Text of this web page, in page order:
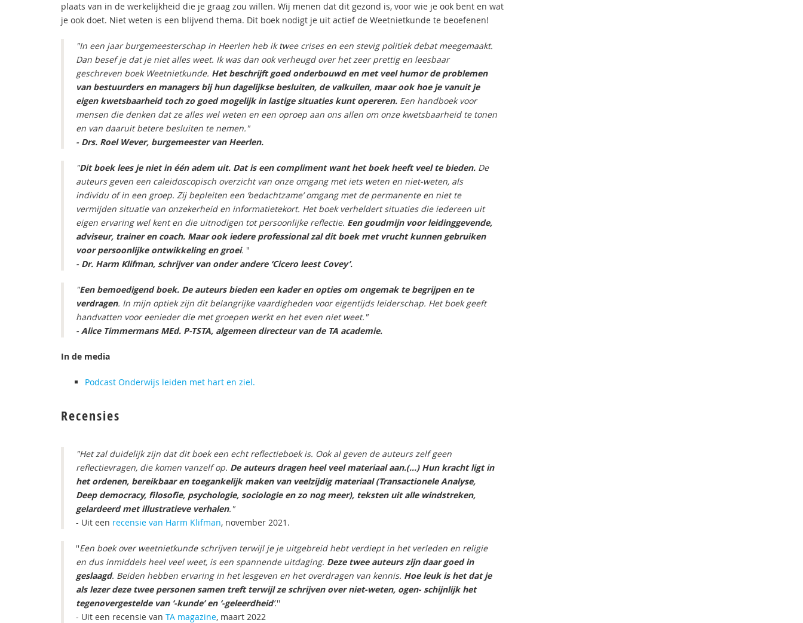
plaats van in de werkelijkheid die je graag zou willen. Wij menen dat dit gezond is, voor wie je ook bent en wat
je ook doet. Niet weten is een blijvend thema. Dit boek nodigt je uit actief de Weetnietkunde te beoefenen!
"In een jaar burgemeesterschap in Heerlen heb ik twee crises en een stevig politiek debat meegemaakt.
Dan besef je dat je niet alles weet. Ik was dan ook verheugd over het zeer prettig en leesbaar
geschreven boek Weetnietkunde. Het beschrijft goed onderbouwd en met veel humor de problemen
van bestuurders en managers bij hun dagelijkse besluiten, de valkuilen, maar ook hoe je vanuit je
eigen kwetsbaarheid toch zo goed mogelijk in lastige situaties kunt opereren. Een handboek voor
mensen die denken dat ze alles wel weten en een oproep aan ons allen om onze kwetsbaarheid te tonen
en van daaruit betere besluiten te nemen."
- Drs. Roel Wever, burgemeester van Heerlen.
"Dit boek lees je niet in één adem uit. Dat is een compliment want het boek heeft veel te bieden. De
auteurs geven een caleidoscopisch overzicht van onze omgang met iets weten en niet-weten, als
individu of in een groep. Zij bepleiten een ‘bedachtzame’ omgang met de permanente en niet te
vermijden situatie van onzekerheid en informatietekort. Het boek verheldert situaties die iedereen uit
eigen ervaring wel kent en die uitnodigen tot persoonlijke reflectie. Een goudmijn voor leidinggevende,
adviseur, trainer en coach. Maar ook iedere professional zal dit boek met vrucht kunnen gebruiken
voor persoonlijke ontwikkeling en groei. "
- Dr. Harm Klifman, schrijver van onder andere ‘Cicero leest Covey’.
"Een bemoedigend boek. De auteurs bieden een kader en opties om ongemak te begrijpen en te
verdragen. In mijn optiek zijn dit belangrijke vaardigheden voor eigentijds leiderschap. Het boek geeft
handvatten voor eenieder die met groepen werkt en het even niet weet."
- Alice Timmermans MEd. P-TSTA, algemeen directeur van de TA academie.
In de media
Podcast Onderwijs leiden met hart en ziel.
Recensies
"Het zal duidelijk zijn dat dit boek een echt reflectieboek is. Ook al geven de auteurs zelf geen
reflectievragen, die komen vanzelf op. De auteurs dragen heel veel materiaal aan.(...) Hun kracht ligt in
het ordenen, bereikbaar en toegankelijk maken van veelzijdig materiaal (Transactionele Analyse,
Deep democracy, filosofie, psychologie, sociologie en zo nog meer), teksten uit alle windstreken,
gelardeerd met illustratieve verhalen."
- Uit een recensie van Harm Klifman, november 2021.
''Een boek over weetnietkunde schrijven terwijl je je uitgebreid hebt verdiept in het verleden en religie
en dus inmiddels heel veel weet, is een spannende uitdaging. Deze twee auteurs zijn daar goed in
geslaagd. Beiden hebben ervaring in het lesgeven en het overdragen van kennis. Hoe leuk is het dat je
als lezer deze twee personen samen treft terwijl ze schrijven over niet-weten, ogen- schijnlijk het
tegenovergestelde van ‘-kunde’ en ‘-geleerdheid’.''
- Uit een recensie van TA magazine, maart 2022